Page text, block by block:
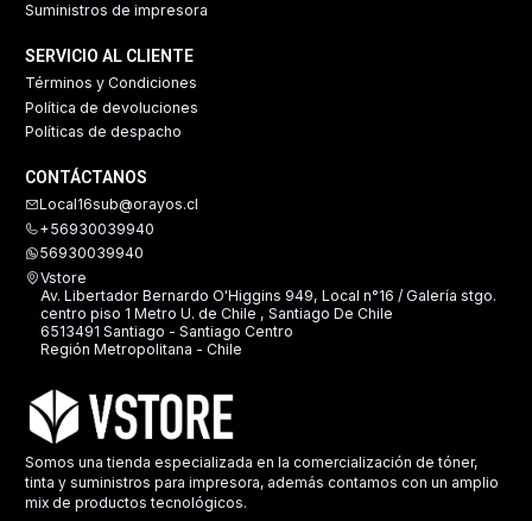
Suministros de impresora
SERVICIO AL CLIENTE
Términos y Condiciones
Política de devoluciones
Políticas de despacho
CONTÁCTANOS
Local16sub@orayos.cl
+56930039940
56930039940
Vstore
Av. Libertador Bernardo O'Higgins 949, Local n°16 / Galería stgo.
centro piso 1 Metro U. de Chile , Santiago De Chile
6513491 Santiago - Santiago Centro
Región Metropolitana - Chile
Somos una tienda especializada en la comercialización de tóner,
tinta y suministros para impresora, además contamos con un amplio
mix de productos tecnológicos.